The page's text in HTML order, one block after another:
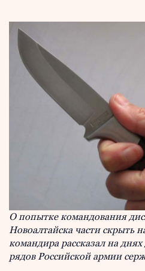
О попытке командования
Новоалтайска части скрыть
командира рассказал на
рядов Российской армии